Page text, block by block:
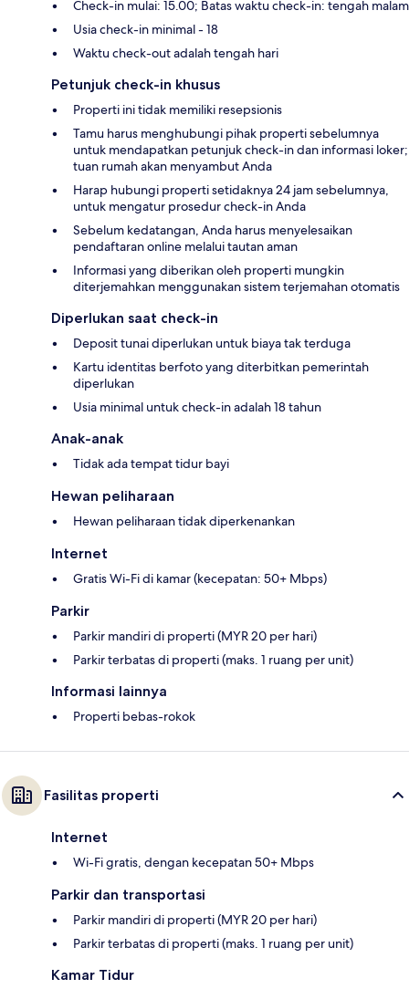
Check-in mulai: 15.00; Batas waktu check-in: tengah malam
Usia check-in minimal - 18
Waktu check-out adalah tengah hari
Petunjuk check-in khusus
Properti ini tidak memiliki resepsionis
Tamu harus menghubungi pihak properti sebelumnya
untuk mendapatkan petunjuk check-in dan informasi loker;
tuan rumah akan menyambut Anda
Harap hubungi properti setidaknya 24 jam sebelumnya,
untuk mengatur prosedur check-in Anda
Sebelum kedatangan, Anda harus menyelesaikan
pendaftaran online melalui tautan aman
Informasi yang diberikan oleh properti mungkin
diterjemahkan menggunakan sistem terjemahan otomatis
Diperlukan saat check-in
Deposit tunai diperlukan untuk biaya tak terduga
Kartu identitas berfoto yang diterbitkan pemerintah
diperlukan
Usia minimal untuk check-in adalah 18 tahun
Anak-anak
Tidak ada tempat tidur bayi
Hewan peliharaan
Hewan peliharaan tidak diperkenankan
Internet
Gratis Wi-Fi di kamar (kecepatan: 50+ Mbps)
Parkir
Parkir mandiri di properti (MYR 20 per hari)
Parkir terbatas di properti (maks. 1 ruang per unit)
Informasi lainnya
Properti bebas-rokok
Fasilitas properti
Internet
Wi-Fi gratis, dengan kecepatan 50+ Mbps
Parkir dan transportasi
Parkir mandiri di properti (MYR 20 per hari)
Parkir terbatas di properti (maks. 1 ruang per unit)
Kamar Tidur